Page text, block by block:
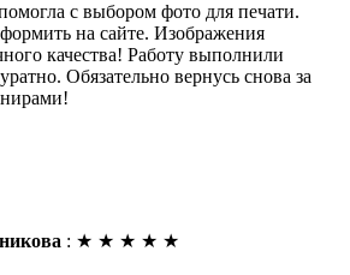
с выбором фото для печати.
на сайте. Изображения
качества! Работу выполнили
Обязательно вернусь снова за
: ★ ★ ★ ★ ★